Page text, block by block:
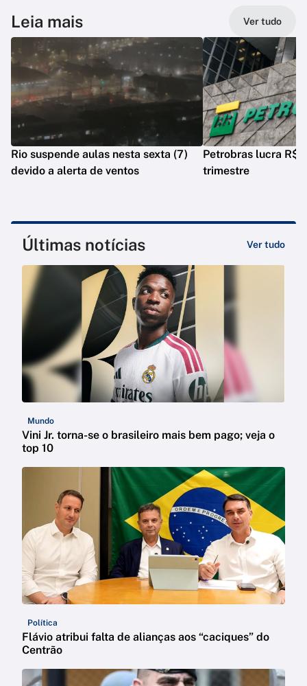
Leia mais Ver tudo
Rio suspende aulas nesta sexta (7)
devido a alerta de ventos
Petrobras lucra R$
trimestre
Últimas notícias Ver tudo
Mundo
Vini Jr. torna-se o brasileiro mais bem pago; veja o
top 10
Política
Flávio atribui falta de alianças aos “caciques” do
Centrão